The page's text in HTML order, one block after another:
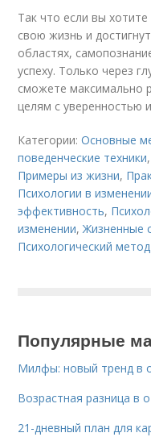
Так что если вы
свою жизнь и
областях,
успеху. Только через
сможете максимально
целям с уверенностью
Категории:Основные
поведенческие техники,
Примеры из жизни,
Психологии в
эффективность,
изменении,Жизненные
Психологический метод
Популярные
Милфы: новый тренд в
Возрастная разница в
21-дневный план для